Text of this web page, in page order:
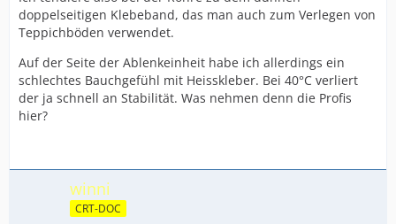
doppelseitigen Klebeband, das man auch zum Verlegen von
Teppichböden verwendet.
Auf der Seite der Ablenkeinheit habe ich allerdings ein
schlechtes Bauchgefühl mit Heisskleber. Bei 40°C verliert
der ja schnell an Stabilität. Was nehmen denn die Profis
hier?
winni
CRT-DOC